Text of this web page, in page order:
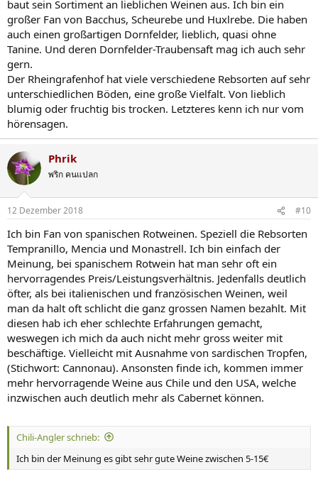
baut sein Sortiment an lieblichen Weinen aus. Ich bin ein
großer Fan von Bacchus, Scheurebe und Huxlrebe. Die haben
auch einen großartigen Dornfelder, lieblich, quasi ohne
Tanine. Und deren Dornfelder-Traubensaft mag ich auch sehr
gern.
Der Rheingrafenhof hat viele verschiedene Rebsorten auf sehr
unterschiedlichen Böden, eine große Vielfalt. Von lieblich
blumig oder fruchtig bis trocken. Letzteres kenn ich nur vom
hörensagen.
Phrik
พริก คนแปลก
12 Dezember 2018 #10
Ich bin Fan von spanischen Rotweinen. Speziell die Rebsorten
Tempranillo, Mencia und Monastrell. Ich bin einfach der
Meinung, bei spanischem Rotwein hat man sehr oft ein
hervorragendes Preis/Leistungsverhältnis. Jedenfalls deutlich
öfter, als bei italienischen und französischen Weinen, weil
man da halt oft schlicht die ganz grossen Namen bezahlt. Mit
diesen hab ich eher schlechte Erfahrungen gemacht,
weswegen ich mich da auch nicht mehr gross weiter mit
beschäftige. Vielleicht mit Ausnahme von sardischen Tropfen,
(Stichwort: Cannonau). Ansonsten finde ich, kommen immer
mehr hervorragende Weine aus Chile und den USA, welche
inzwischen auch deutlich mehr als Cabernet können.
Chili-Angler schrieb:
Ich bin der Meinung es gibt sehr gute Weine zwischen 5-15€